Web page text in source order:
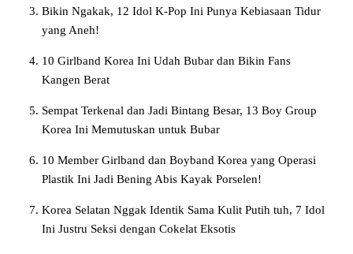
Bikin Ngakak, 12 Idol K-Pop Ini Punya Kebiasaan Tidur
yang Aneh!
10 Girlband Korea Ini Udah Bubar dan Bikin Fans
Kangen Berat
Sempat Terkenal dan Jadi Bintang Besar, 13 Boy Group
Korea Ini Memutuskan untuk Bubar
10 Member Girlband dan Boyband Korea yang Operasi
Plastik Ini Jadi Bening Abis Kayak Porselen!
Korea Selatan Nggak Identik Sama Kulit Putih tuh, 7 Idol
Ini Justru Seksi dengan Cokelat Eksotis